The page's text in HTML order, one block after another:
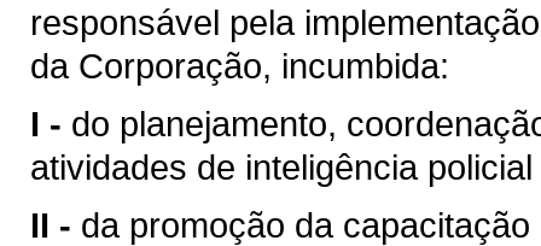
responsável pela
da Corporação, incumbida:
I - do planejamento,
atividades de inteligência
II - da promoção da